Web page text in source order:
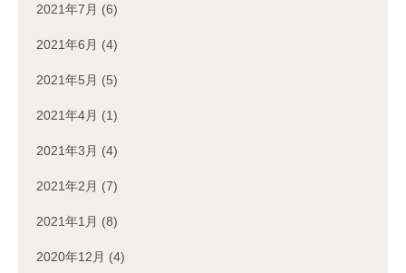
2021年7月 (6)
2021年6月 (4)
2021年5月 (5)
2021年4月 (1)
2021年3月 (4)
2021年2月 (7)
2021年1月 (8)
2020年12月 (4)